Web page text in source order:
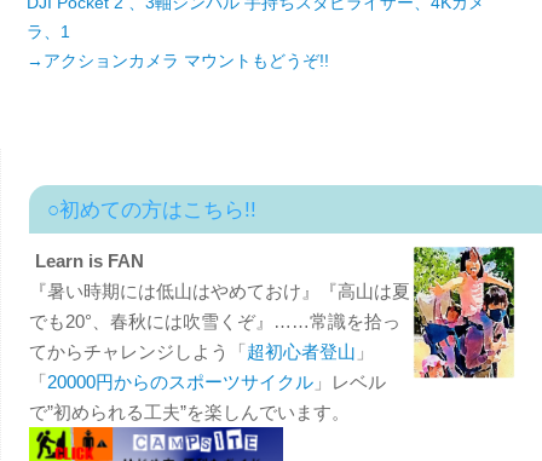
ラ、1
→アクションカメラ マウントもどうぞ!!
○初めての方はこちら!!
Learn is FAN
『暑い時期には低山はやめておけ』『高山は夏
でも20°、春秋には吹雪くぞ』……常識を拾っ
てからチャレンジしよう「超初心者登山 」
「20000円からのスポーツサイクル」レベル
で”初められる工夫”を楽しんでいます。